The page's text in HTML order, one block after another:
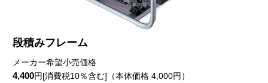
段積みフレーム
メーカー希望小売価格
4,400円[消費税10％含む]（本体価格 4,000円）